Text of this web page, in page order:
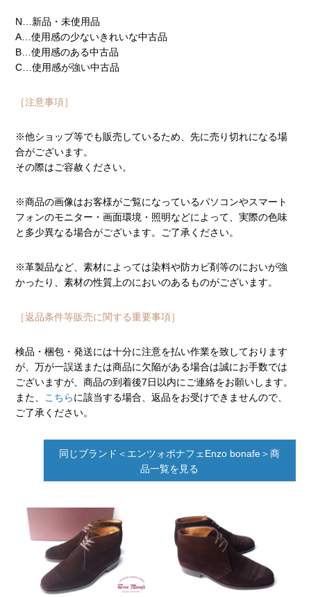
N…新品・未使用品
A…使用感の少ないきれいな中古品
B…使用感のある中古品
C…使用感が強い中古品
［注意事項］
※他ショップ等でも販売しているため、先に売り切れになる場
合がございます。
その際はご容赦ください。
※商品の画像はお客様がご覧になっているパソコンやスマート
フォンのモニター・画面環境・照明などによって、実際の色味
と多少異なる場合がございます。ご了承ください。
※革製品など、素材によっては染料や防カビ剤等のにおいが強
かったり、素材の性質上のにおいのあるものがございます。
［返品条件等販売に関する重要事項］
検品・梱包・発送には十分に注意を払い作業を致しております
が、万が一誤送または商品に欠陥がある場合は誠にお手数では
ございますが、商品の到着後7日以内にご連絡をお願いします。
また、 こちらに該当する場合、返品をお受けできませんので、
ご了承ください。
同じブランド＜エンツォボナフェEnzo bonafe＞商
品一覧を見る